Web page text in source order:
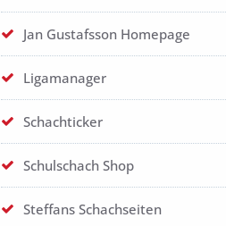
Jan Gustafsson Homepage
Ligamanager
Schachticker
Schulschach Shop
Steffans Schachseiten